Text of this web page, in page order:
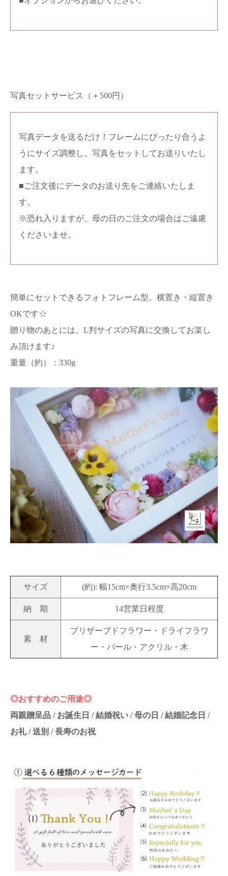
写真セットサービス（＋500円）
写真データを送るだけ！フレームにぴったり合うよ
うにサイズ調整し、写真をセットしてお送りいたし
ます。
■ご注文後にデータのお送り先をご連絡いたしま
す。
※恐れ入りますが、母の日のご注文の場合はご遠慮
くださいませ。
簡単にセットできるフォトフレーム型。横置き・縦置き
OKです☆
贈り物のあとには、L判サイズの写真に交換してお楽し
み頂けます♪
重量（約）：330g
サイズ (約): 幅15cm×奥行3.5cm×高20cm
納 期 14営業日程度
素 材
プリザーブドフラワー・ドライフラワ
ー・パール・アクリル・木
◎おすすめのご用途◎
両親贈呈品 / お誕生日 / 結婚祝い / 母の日 / 結婚記念日 /
お礼 / 送別 / 長寿のお祝